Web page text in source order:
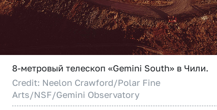
8-метровый телескоп «Gemini South» в Чили.
Credit: Neelon Crawford/Polar Fine
Arts/NSF/Gemini Observatory